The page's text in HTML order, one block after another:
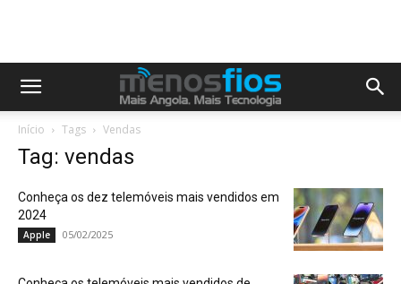
Início Tags Vendas
Tag: vendas
Conheça os dez telemóveis mais vendidos em
2024
Apple 05/02/2025